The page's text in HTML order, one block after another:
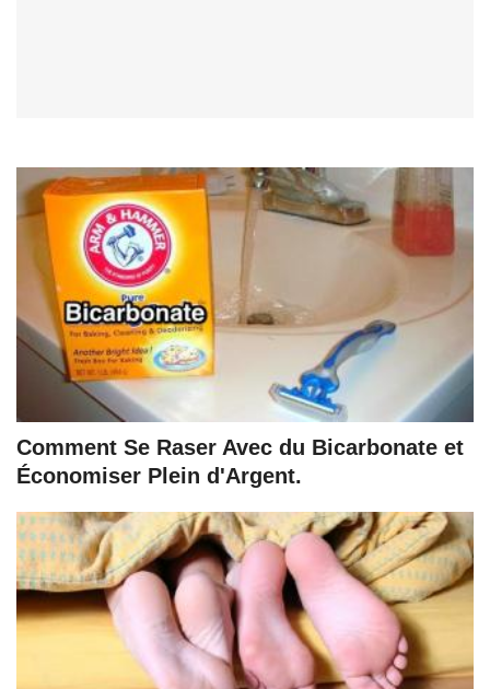
Comment Se Raser Avec du Bicarbonate et
Économiser Plein d'Argent.